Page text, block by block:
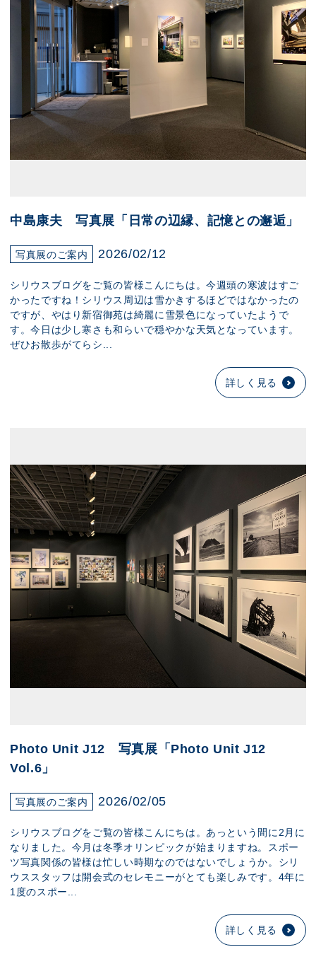
中島康夫 写真展「日常の辺縁、記憶との邂逅」
写真展のご案内 2026/02/12
シリウスブログをご覧の皆様こんにちは。今週頭の寒波はすご
かったですね！シリウス周辺は雪かきするほどではなかったの
ですが、やはり新宿御苑は綺麗に雪景色になっていたようで
す。今日は少し寒さも和らいで穏やかな天気となっています。
ぜひお散歩がてらシ...
詳しく見る
Photo Unit J12 写真展「Photo Unit J12
Vol.6」
写真展のご案内 2026/02/05
シリウスブログをご覧の皆様こんにちは。あっという間に2月に
なりました。今月は冬季オリンピックが始まりますね。スポー
ツ写真関係の皆様は忙しい時期なのではないでしょうか。シリ
ウススタッフは開会式のセレモニーがとても楽しみです。4年に
1度のスポー...
詳しく見る